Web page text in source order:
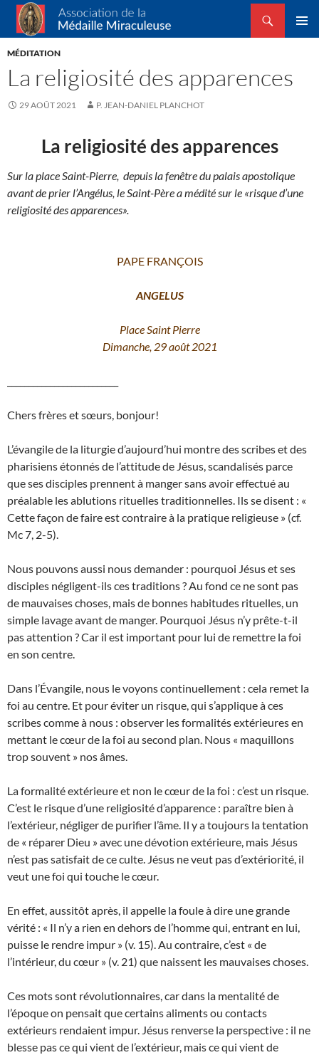
Association de la Médaille Miraculeuse
Recherche
ALLER
AU
MÉDITATION
La religiosité des apparences
29 AOÛT 2021 P. JEAN-DANIEL PLANCHOT
La religiosité des apparences
Sur la place Saint-Pierre, depuis la fenêtre du palais apostolique
avant de prier l’Angélus, le Saint-Père amédité sur le «risque d’une
religiosité des apparences».
PAPE FRANÇOIS
ANGELUS
Place Saint Pierre
Dimanche, 29 août 2021
Chers frères et sœurs, bonjour!
L’évangile de la liturgie d’aujourd’hui montre des scribes et des
pharisiens étonnés de l’attitude de Jésus, scandalisés parce
que ses disciples prennent à manger sans avoir effectué au
préalable les ablutions rituelles traditionnelles. Ils se disent : «
Cette façon de faire est contraire à la pratique religieuse » (cf.
Mc 7, 2-5).
Nous pouvons aussi nous demander : pourquoi Jésus et ses
disciples négligent-ils ces traditions ? Au fond ce ne sont pas
de mauvaises choses, mais de bonnes habitudes rituelles, un
simple lavage avant de manger. Pourquoi Jésus n’y prête-t-il
pas attention ? Car il est important pour lui de remettre la foi
en son centre.
Dans l’Évangile, nous le voyons continuellement : cela remet la
foi au centre. Et pour éviter un risque, qui s’applique à ces
scribes comme à nous : observer les formalités extérieures en
mettant le cœur de la foi au second plan. Nous « maquillons
trop souvent » nos âmes.
La formalité extérieure et non le cœur de la foi : c’est un risque.
C’est le risque d’une religiosité d’apparence : paraître bien à
l’extérieur, négliger de purifier l’âme. Il y a toujours la tentation
de « réparer Dieu » avec une dévotion extérieure, mais Jésus
n’est pas satisfait de ce culte. Jésus ne veut pas d’extériorité, il
veut une foi qui touche le cœur.
En effet, aussitôt après, il appelle la foule à dire une grande
vérité : « Il n’y a rien en dehors de l’homme qui, entrant en lui,
puisse le rendre impur » (v. 15). Au contraire, c’est « de
l’intérieur, du cœur » (v. 21) que naissent les mauvaises choses.
Ces mots sont révolutionnaires, car dans la mentalité de
l’époque on pensait que certains aliments ou contacts
extérieurs rendaient impur. Jésus renverse la perspective : il ne
blesse pas ce qui vient de l’extérieur, mais ce qui vient de